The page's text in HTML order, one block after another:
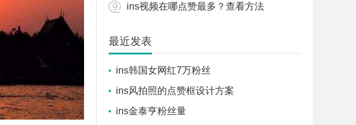
ins视频在哪点赞最多？查看方法
最近发表
ins韩国女网红7万粉丝
ins风拍照的点赞框设计方案
ins金泰亨粉丝量